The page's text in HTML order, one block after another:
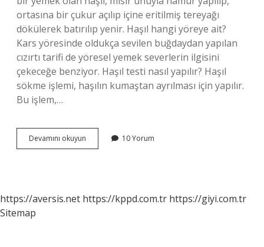
ortasına bir çukur açılıp içine eritilmiş tereyağı
dökülerek batırılıp yenir. Haşıl hangi yöreye ait?
Kars yöresinde oldukça sevilen buğdaydan yapılan
cızırtı tarifi de yöresel yemek severlerin ilgisini
çekeceğe benziyor. Haşıl testi nasıl yapılır? Haşıl
sökme işlemi, haşılın kumaştan ayrılması için yapılır.
Bu işlem,…
Devamını okuyun
Nedir
10 Yorum
https://aversis.net https://kppd.com.tr https://giyi.com.tr
Sitemap